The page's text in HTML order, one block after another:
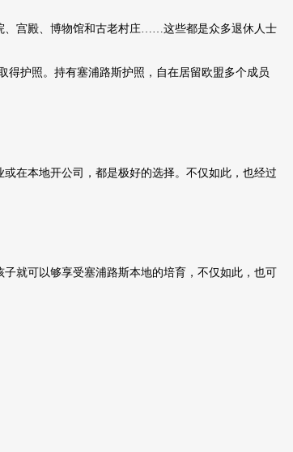
宫殿、博物馆和古老村庄 ……这些都是众多退休人士
得护照。持有塞浦路斯护照，自在居留欧盟多个成员
在本地开公司，都是极好的选择。不仅如此，也经过
就可以够享受塞浦路斯本地的培育，不仅如此，也可